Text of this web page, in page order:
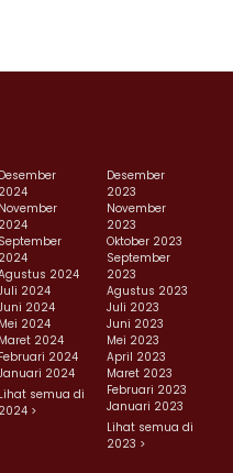
Desember
2024
November
2024
September
2024
2024
2024
2024
Mei 2024
Maret 2024
Februari 2024
2024
Lihat semua di
2024 >
Desember
2023
November
2023
Oktober 2023
September
2023
Agustus 2023
Juli 2023
Juni 2023
Mei 2023
April 2023
Maret 2023
Februari 2023
Januari 2023
Lihat semua di
2023 >